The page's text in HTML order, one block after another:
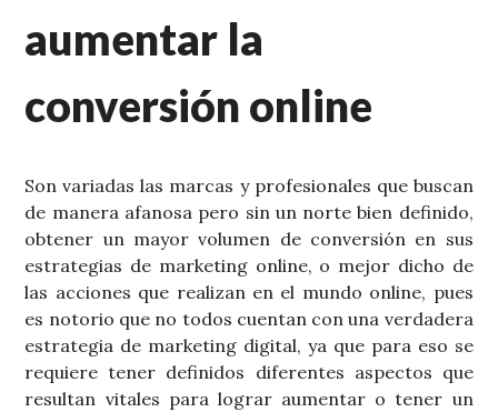
aumentar la
conversión online
Son variadas las marcas y profesionales que buscan
de manera afanosa pero sin un norte bien definido,
obtener un mayor volumen de conversión en sus
estrategias de marketing online, o mejor dicho de
las acciones que realizan en el mundo online, pues
es notorio que no todos cuentan con una verdadera
estrategia de marketing digital, ya que para eso se
requiere tener definidos diferentes aspectos que
resultan vitales para lograr aumentar o tener un